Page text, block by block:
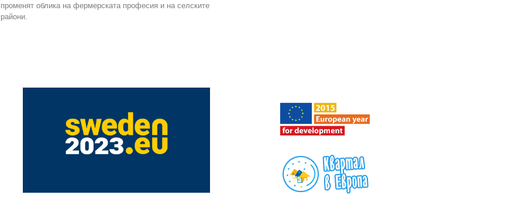
променят облика на фермерската професия и на селските
райони.